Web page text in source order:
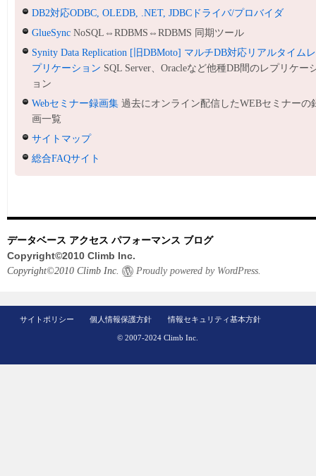
DB2対応ODBC, OLEDB, .NET, JDBCドライバ/プロバイダ
GlueSync NoSQL⇔RDBMS⇔RDBMS 同期ツール
Synity Data Replication [旧DBMoto] マルチDB対応リアルタイムレ
プリケーション SQL Server、Oracleなど他種DB間のレプリケー
ョン
Webセミナー録画集 過去にオンライン配信したWEBセミナーの
画一覧
サイトマップ
総合FAQサイト
データベース アクセス パフォーマンス ブログ
Copyright©2010 Climb Inc.
Copyright©2010 Climb Inc. Proudly powered by WordPress.
サイトポリシー 個人情報保護方針 情報セキュリティ基本方針
© 2007-2024 Climb Inc.